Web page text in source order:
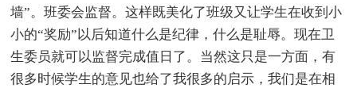
墙”。班委会监督。这样既美化了班级又让学生在收到小
小的“奖励”以后知道什么是纪律，什么是耻辱。现在卫
生委员就可以监督完成值日了。当然这只是一方面，有
很多时候学生的意见也给了我很多的启示，我们是在相